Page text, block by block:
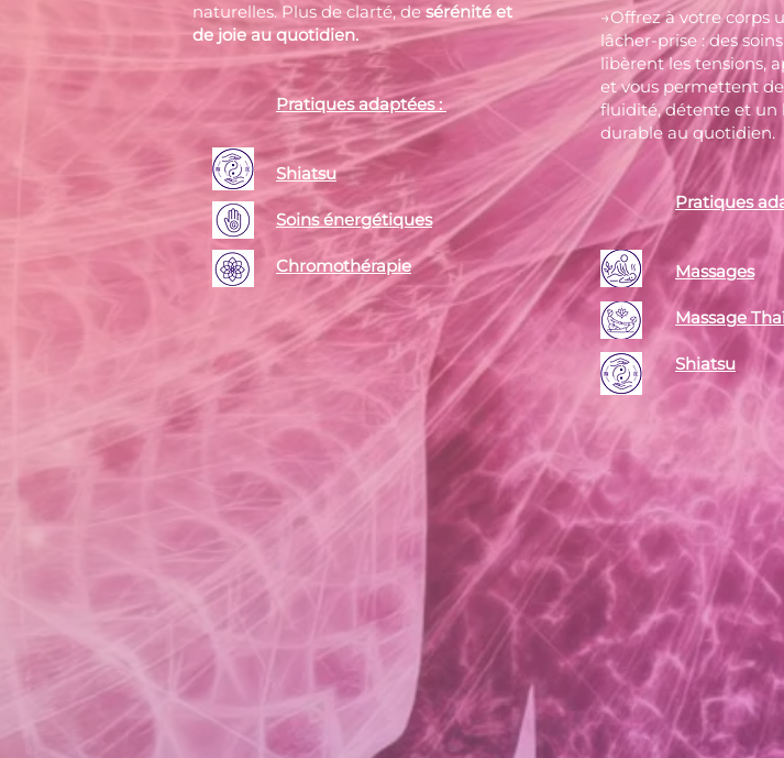
Centre de soin
à La Teste-
"Transformez le Stress, la
le Burn-out en
naturelles. Plus de clarté, desérénité et
de joie au quotidien.
Pratiques adaptées :
Shiatsu
Soins énergétiques
Chromothérapie
→Offrez à votre corps
lâcher-prise : des
libèrent les tensions,
et vous permettent
fluidité, détente et un
durable au quotidien.
​ Pratiques
Massages
​​ Massage
Shiatsu